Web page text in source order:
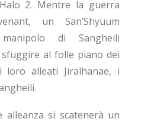
2. Mentre la guerra
un San’Shyuum
di Sangheili
al folle piano dei
loro alleati Jiralhanae, i
alleanza si scatenerà un